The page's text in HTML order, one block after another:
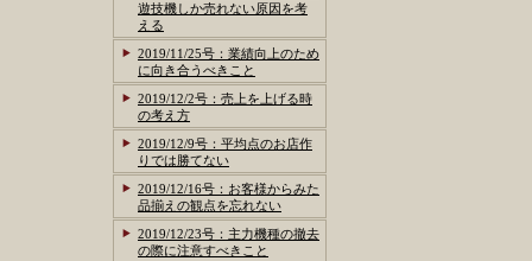
遊技機しか売れない原因を考
える
2019/11/25号：業績向上のため
に向き合うべきこと
2019/12/2号：売上を上げる時
の考え方
2019/12/9号：平均点のお店作
りでは勝てない
2019/12/16号：お客様からみた
品揃えの観点を忘れない
2019/12/23号：主力機種の撤去
の際に注意すべきこと